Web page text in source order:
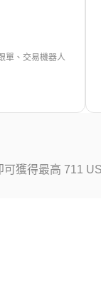
單、交易機器人
獲得最高 711